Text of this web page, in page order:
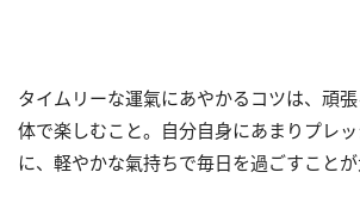
タイムリーな運氣にあやかるコツは、頑
体で楽しむこと。自分自身にあまりプレ
に、軽やかな氣持ちで毎日を過ごすことが